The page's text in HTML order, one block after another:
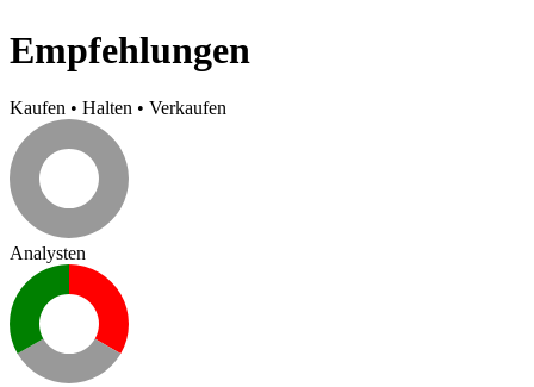
Empfehlungen
Kaufen • Halten • Verkaufen
Analysten